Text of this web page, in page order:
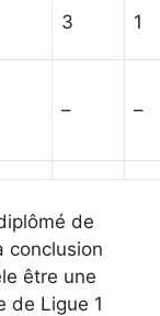
3 1
– –
de
conclusion
être une
de Ligue 1